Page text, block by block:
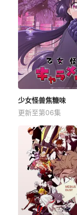
少女怪兽焦糖味
更新至第06集